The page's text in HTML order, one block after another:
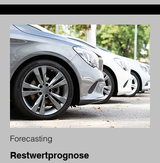
Forecasting
Restwertprognose